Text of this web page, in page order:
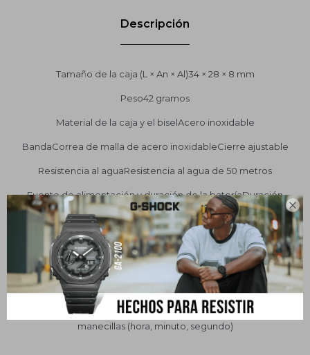

Descripción
Tamaño de la caja (L × An × Al)34 × 28 × 8 mm
Peso42 gramos
Material de la caja y el biselAcero inoxidable
BandaCorrea de malla de acero inoxidableCierre ajustable
Resistencia al aguaResistencia al agua de 50 metros
Fuente de alimentación y duración de la bateríaDuración
aproximada de la batería: 3 años en SR626SW
VasoCristal mineral
Tamaño de banda compatible125 a 185 milímetros
ExactitudPrecisión: ±20 segundos por mes
Otras característicasCronometraje normal: Analógico: 3
manecillas (hora, minuto, segundo)